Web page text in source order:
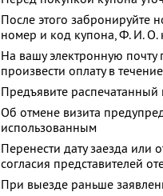
После этого забронируйте
номер и код купона,Ф. И. О.
На вашу электронную
произвести оплату в
Предъявите
Об отмене визита
использованным
Перенести дату заезда или
согласия представителей
При выезде раньше